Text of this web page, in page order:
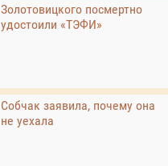
Золотовицкого посмертно
удостоили «ТЭФИ»
Собчак заявила, почему она
не уехала